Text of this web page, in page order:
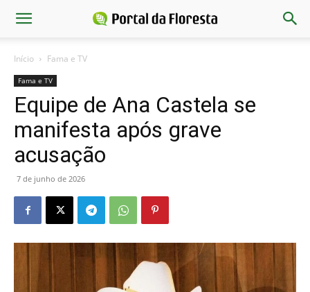
Início Fama e TV
Fama e TV
Equipe de Ana Castela se
manifesta após grave
acusação
7 de junho de 2026